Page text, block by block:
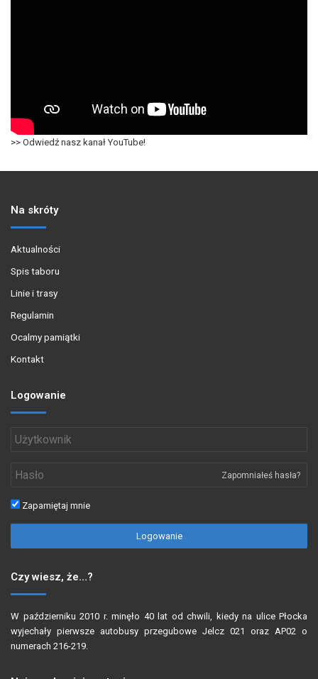
>> Odwiedź nasz kanał YouTube!
Na skróty
Aktualności
Spis taboru
Linie i trasy
Regulamin
Ocalmy pamiątki
Kontakt
Logowanie
Zapomniałeś hasła?
Zapamiętaj mnie
Logowanie
Czy wiesz, że…?
W październiku 2010 r. minęło 40 lat od chwili, kiedy na ulice Płocka
wyjechały pierwsze autobusy przegubowe Jelcz 021 oraz AP02 o
numerach 216-219.